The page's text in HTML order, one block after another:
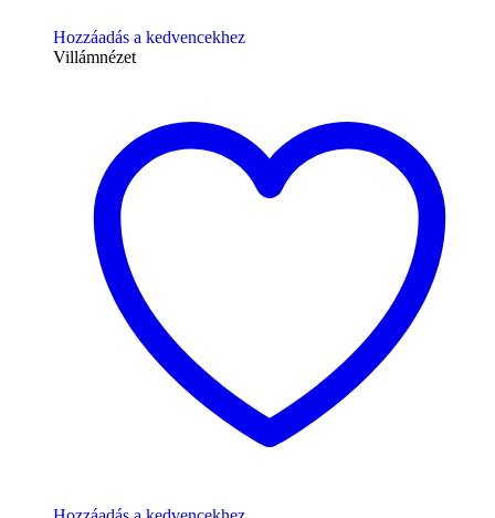
Hozzáadás a kedvencekhez
Villámnézet